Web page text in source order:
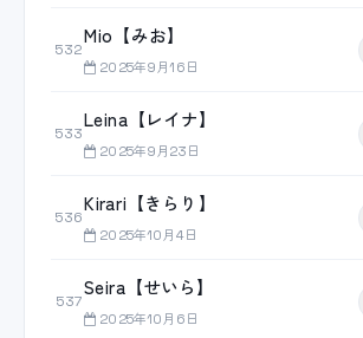
532
Mio【みお】
2025年9月16日
533
Leina【レイナ】
2025年9月23日
536
Kirari【きらり】
2025年10月4日
537
Seira【せいら】
2025年10月6日